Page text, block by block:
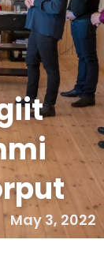
May 3, 2022